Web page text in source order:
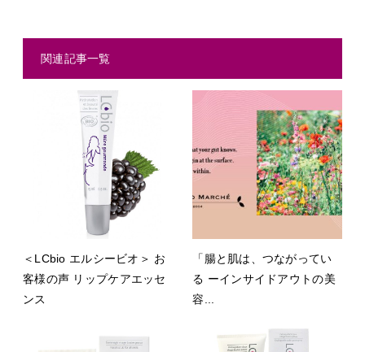
関連記事一覧
＜LCbio エルシービオ＞ お
客様の声 リップケアエッセ
ンス
「腸と肌は、つながってい
る ーインサイドアウトの美
容...